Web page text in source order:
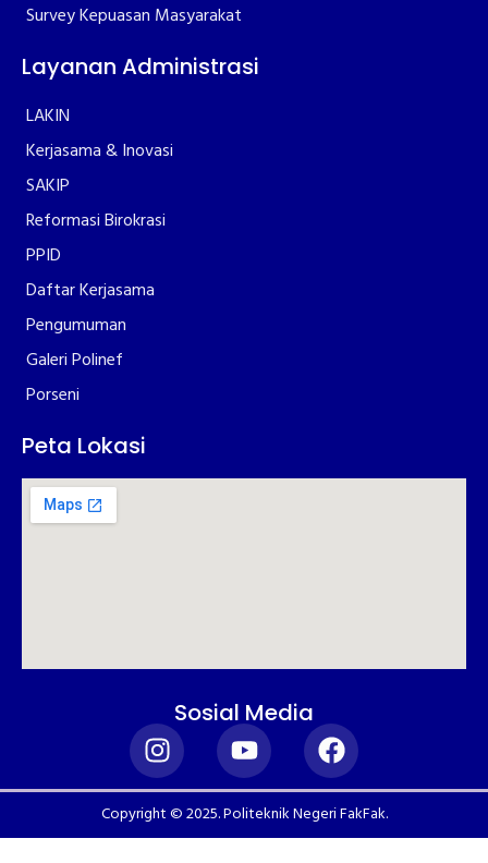
Survey Kepuasan Masyarakat
Layanan Administrasi
LAKIN
Kerjasama & Inovasi
SAKIP
Reformasi Birokrasi
PPID
Daftar Kerjasama
Pengumuman
Galeri Polinef
Porseni
Peta Lokasi
Sosial Media
Copyright © 2025. Politeknik Negeri FakFak.